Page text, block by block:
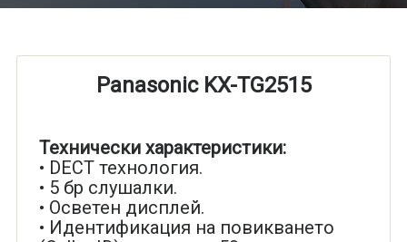
Panasonic KX-TG2515
Технически характеристики:
• DECT технология.
• 5 бр слушалки.
• Осветен дисплей.
• Идентификация на повикването